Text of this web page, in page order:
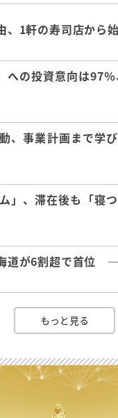
1軒の寿司店から
への投資意向は
、事業計画まで
」、滞在後も「寝
道が6割超で首位
もっと見る